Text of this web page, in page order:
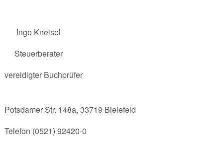
Ingo Kneisel
Steuerberater
vereidigter Buchprüfer
Potsdamer Str. 148a, 33719 Bielefeld
Telefon (0521) 92420-0